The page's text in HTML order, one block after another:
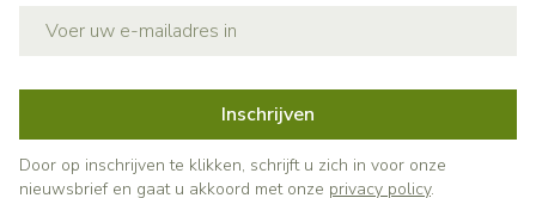
Inschrijven
Door op inschrijven te klikken, schrijft u zich in voor onze
nieuwsbrief en gaat u akkoord met onze privacy policy.